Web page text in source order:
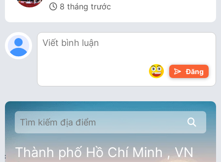
8 tháng trước
Đăng
Thành phố Hồ Chí Minh , VN